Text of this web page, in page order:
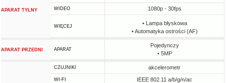
APARAT TYLNY WIDEO 1080p - 30fps
WIĘCEJ
• Lampa błyskowa
• Automatyka ostrości (AF)
APARAT PRZEDNI APARAT
Pojedynczy
• 5MP
CZUJNIKI akcelerometr
WI-FI IEEE 802.11 a/b/g/n/ac